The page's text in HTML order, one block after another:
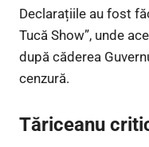
Declarațiile au fost
Tucă Show”, unde
după căderea
cenzură.
Tăriceanu